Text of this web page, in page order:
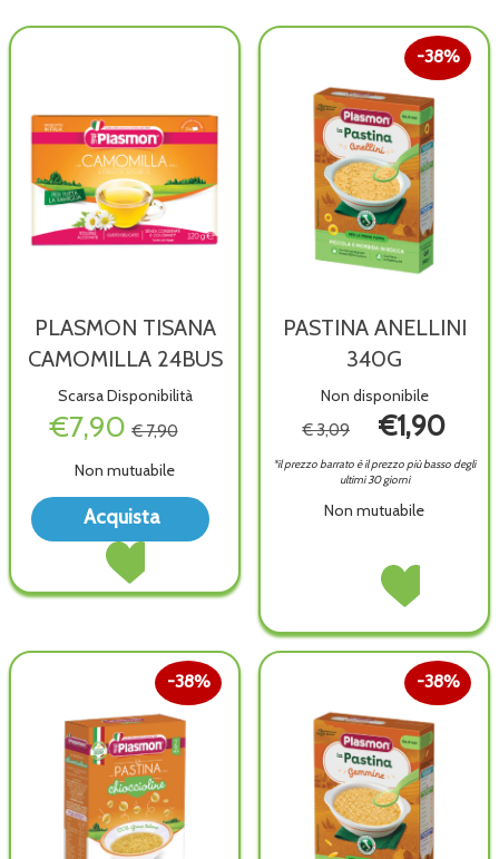
PLASMON TISANA
CAMOMILLA 24BUS
Scarsa Disponibilità
€7,90 € 7,90
Non mutuabile
Acquista
Acquista PLASMON
CAMOMILLA
Acquista PLASMON
24BUS alla
wishlist
PASTINA ANELLINI
340G
Non disponibile
38%
€ 3,09 €1,90
*il prezzo barrato è il prezzo più basso degli
ultimi 30 giorni
Non mutuabile
PASTINA
ANELLINI
è
Acquista PASTINA
ANELLINI
wishlist
38% 38%